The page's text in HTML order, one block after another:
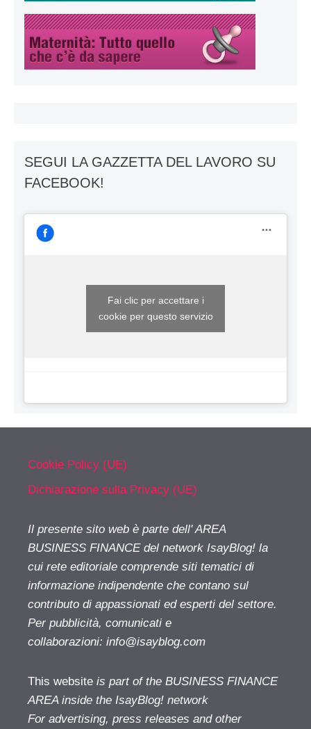
SEGUI LA GAZZETTA DEL LAVORO SU
FACEBOOK!
Fai clic per accettare i
cookie per questo servizio
Cookie Policy (UE)
Dichiarazione sulla Privacy (UE)
Il presente sito web è parte dell' AREA
BUSINESS FINANCE del network IsayBlog! la
cui rete editoriale comprende siti tematici di
informazione indipendente che contano sul
contributo di appassionati ed esperti del settore.
Per pubblicità, comunicati e
collaborazioni: info@isayblog.com
This website is part of the BUSINESS FINANCE
AREA inside the IsayBlog! network
For advertising, press releases and other